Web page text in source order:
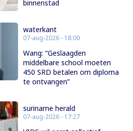
binnenstad
waterkant
07-aug-2026 - 18:00
Wang: “Geslaagden
middelbare school moeten
450 SRD betalen om diploma
te ontvangen”
suriname herald
07-aug-2026 - 17:27